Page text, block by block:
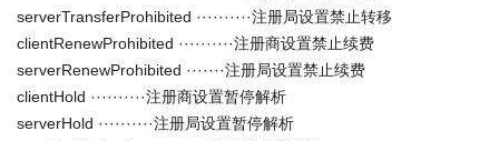
serverTransferProhibited ··········注册局设置禁止转移
clientRenewProhibited ··········注册商设置禁止续费
serverRenewProhibited ·······注册局设置禁止续费
clientHold ··········注册商设置暂停解析
serverHold ··········注册局设置暂停解析